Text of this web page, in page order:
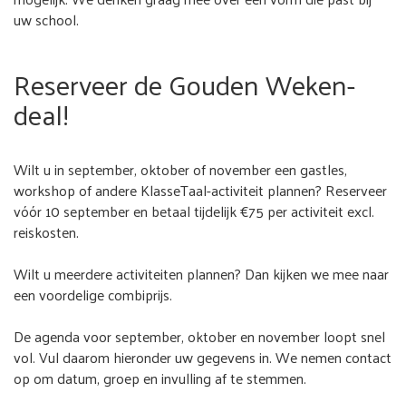
uw school.
Reserveer de Gouden Weken-
deal!
Wilt u in september, oktober of november een gastles,
workshop of andere KlasseTaal-activiteit plannen? Reserveer
vóór 10 september en betaal tijdelijk €75 per activiteit excl.
reiskosten.
Wilt u meerdere activiteiten plannen? Dan kijken we mee naar
een voordelige combiprijs.
De agenda voor september, oktober en november loopt snel
vol. Vul daarom hieronder uw gegevens in. We nemen contact
op om datum, groep en invulling af te stemmen.